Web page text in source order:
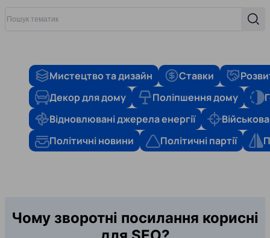
Мистецтво та дизайн Ставки
Декор для дому
Поліпшення дому
Відновлювані джерела енергії
Політичні новини
Політичні партії
Чому зворотні посилання корисні